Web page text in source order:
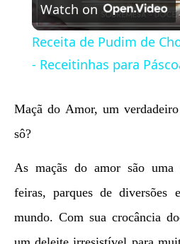
Watch on
Receita de Pudim de
- Receitinhas para
Maçã do Amor, um verdadeiro romance junino, não é
sô?
As maçãs do amor são uma
feiras, parques de diversões
mundo. Com sua crocância